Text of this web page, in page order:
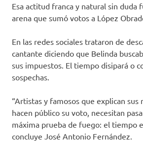
Esa actitud franca y natural sin duda
arena que sumó votos a López
En las redes sociales trataron de
cantante diciendo que Belinda
sus impuestos. El tiempo disipará o
sospechas.
“Artistas y famosos que explican sus
hacen público su voto, necesitan
máxima prueba de fuego: el tiempo
concluye José Antonio Fernández.